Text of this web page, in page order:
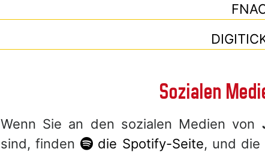
Sozialen
Wenn Sie an den sozialen Medien von
sind, finden
die Spotify-Seite, und die